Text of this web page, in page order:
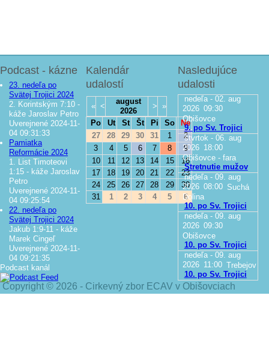
Copyright © 2026 - Cirkevný zbor ECAV v Obišovciach
Podcast - kázne
23. nedeľa po
Svätej Trojici 2024
2. Korintským 7:10 -
káže Jaroslav Petro
Uverejnené 2024-11-
04 09:31:33
Pamiatka
Reformácie 2024
1. List Timoteovi
1:15 - káže Jaroslav
Petro
Uverejnené 2024-11-
04 09:25:54
22. nedeľa po
Svätej Trojici 2024
Jakub 1:9-11 - káže
Marek Cingeľ
Uverejnené 2024-11-
04 09:21:35
Podcast kanál
Kalendár
udalostí
« <
august
2026
> »
Po
Ut St Št Pi So
Ne
27
28 29 30 31 1
2
3
4 5 6 7 8
9
10
11 12 13 14 15
16
17
18 19 20 21 22
23
24
25 26 27 28 29
30
31
1 2 3 4 5 6
Nasledujúce
udalosti
nedeľa - 02. aug
2026 09:30
Obišovce
9. po Sv. Trojici
štvrtok - 06. aug
2026 18:00
Obišovce - fara
Stretnutie mužov
nedeľa - 09. aug
2026 08:00 Suchá
Dolina
10. po Sv. Trojici
nedeľa - 09. aug
2026 09:30
Obišovce
10. po Sv. Trojici
nedeľa - 09. aug
2026 11:00 Trebejov
10. po Sv. Trojici